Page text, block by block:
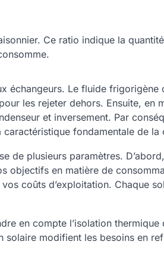
Ce ratio indique la
échangeurs. Le fluide
les rejeter dehors. Ensuite, en
et inversement. Par
fondamentale de
de plusieurs paramètres.
objectifs en matière de
coûts d’exploitation. Chaque
en compte l’isolation
solaire modifient les besoins en